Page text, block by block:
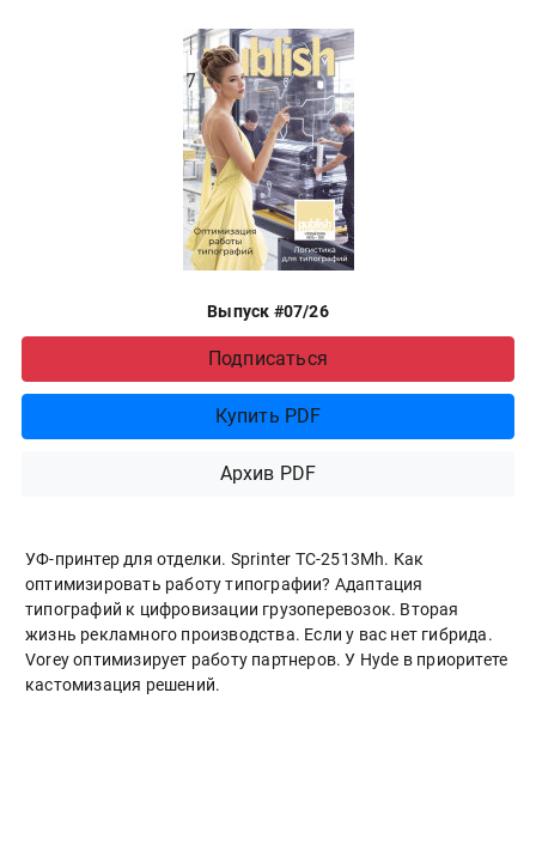
Выпуск #07/26
Подписаться
Купить PDF
Архив PDF
УФ-принтер для отделки. Sprinter ТС-2513Mh. Как
оптимизировать работу типографии? Адаптация
типографий к цифровизации грузоперевозок. Вторая
жизнь рекламного производства. Если у вас нет гибрида.
Vorey оптимизирует работу партнеров. У Hyde в приоритете
кастомизация решений.